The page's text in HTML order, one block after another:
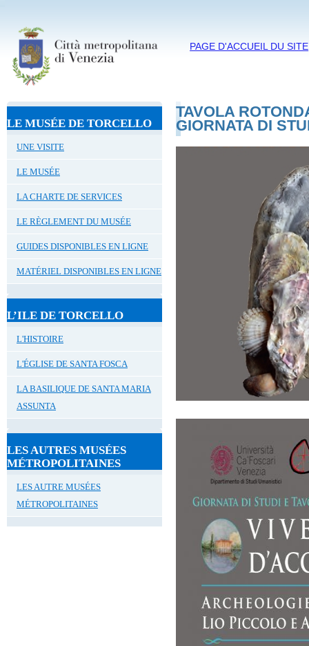
PAGE D'ACCUEIL DU SITE
LE MUSÉE DE TORCELLO
UNE VISITE
LE MUSÉE
LA CHARTE DE SERVICES
LE RÈGLEMENT DU MUSÉE
GUIDES DISPONIBLES EN LIGNE
MATÉRIEL DISPONIBLES EN LIGNE
L’ILE DE TORCELLO
L'HISTOIRE
L'ÉGLISE DE SANTA FOSCA
LA BASILIQUE DE SANTA MARIA
ASSUNTA
LES AUTRES MUSÉES
MÉTROPOLITAINES
LES AUTRE MUSÉES
MÉTROPOLITAINES
TAVOLA
GIORNATA DI